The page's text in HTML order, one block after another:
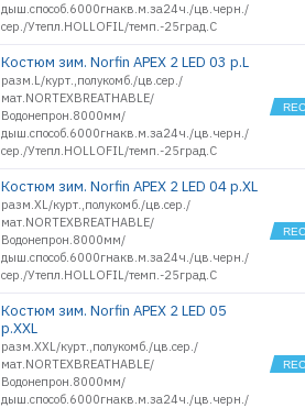
дыш.способ.6000гнакв.м.за24ч./цв.черн./
сер./Утепл.HOLLOFIL/темп.-25град.С
Костюм зим. Norfin APEX 2 LED 03 р.L
разм.L/курт.,полукомб./цв.сер./
мат.NORTEXBREATHABLE/
Водонепрон.8000мм/
дыш.способ.6000гнакв.м.за24ч./цв.черн./
сер./Утепл.HOLLOFIL/темп.-25град.С
Костюм зим. Norfin APEX 2 LED 04 р.XL
разм.XL/курт.,полукомб./цв.сер./
мат.NORTEXBREATHABLE/
Водонепрон.8000мм/
дыш.способ.6000гнакв.м.за24ч./цв.черн./
сер./Утепл.HOLLOFIL/темп.-25град.С
Костюм зим. Norfin APEX 2 LED 05
р.XXL
разм.XXL/курт.,полукомб./цв.сер./
мат.NORTEXBREATHABLE/
Водонепрон.8000мм/
дыш.способ.6000гнакв.м.за24ч./цв.черн./